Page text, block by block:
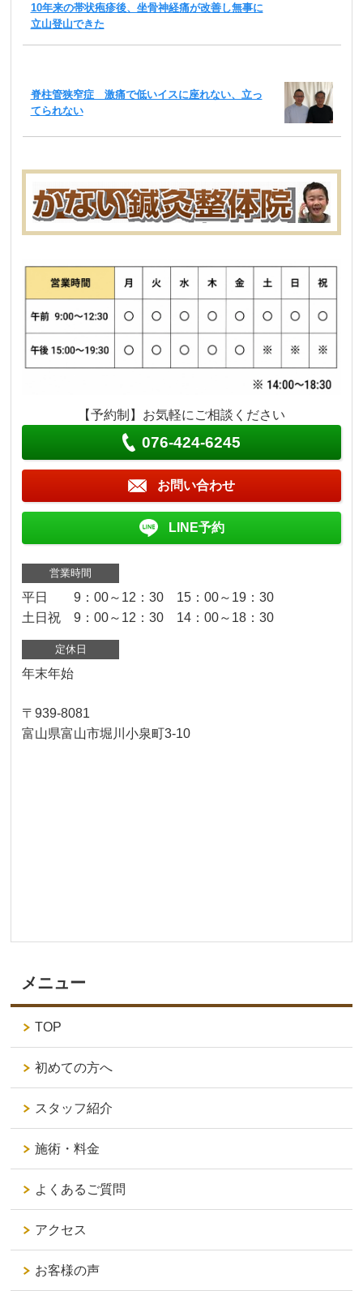
10年来の帯状疱疹後、坐骨神経痛が改善し無事に
立山登山できた
脊柱管狭窄症 激痛で低いイスに座れない、立っ
てられない
【予約制】お気軽にご相談ください
076-424-6245
お問い合わせ
LINE予約
営業時間
平日 9：00～12：30 15：00～19：30
土日祝 9：00～12：30 14：00～18：30
定休日
年末年始
〒939-8081
富山県富山市堀川小泉町3-10
メニュー
TOP
初めての方へ
スタッフ紹介
施術・料金
よくあるご質問
アクセス
お客様の声